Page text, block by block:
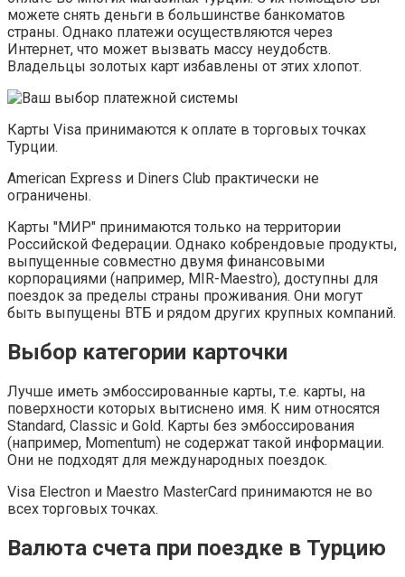
можете снять деньги в большинстве банкоматов
страны. Однако платежи осуществляются через
Интернет, что может вызвать массу неудобств.
Владельцы золотых карт избавлены от этих хлопот.
Карты Visa принимаются к оплате в торговых точках
Турции.
American Express и Diners Club практически не
ограничены.
Карты "МИР" принимаются только на территории
Российской Федерации. Однако кобрендовые продукты,
выпущенные совместно двумя финансовыми
корпорациями (например, MIR-Maestro), доступны для
поездок за пределы страны проживания. Они могут
быть выпущены ВТБ и рядом других крупных компаний.
Выбор категории карточки
Лучше иметь эмбоссированные карты, т.е. карты, на
поверхности которых вытиснено имя. К ним относятся
Standard, Classic и Gold. Карты без эмбоссирования
(например, Momentum) не содержат такой информации.
Они не подходят для международных поездок.
Visa Electron и Maestro MasterCard принимаются не во
всех торговых точках.
Валюта счета при поездке в Турцию